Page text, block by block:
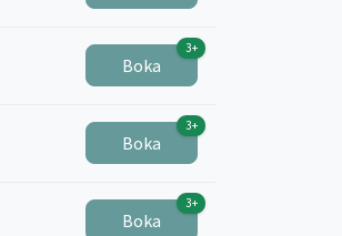
Boka
3+
Boka
3+
Boka
3+